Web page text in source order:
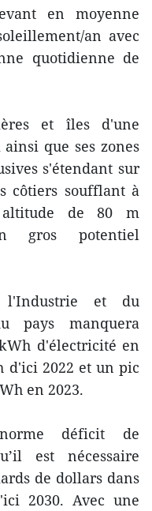
en moyenne
an avec
quotidienne de
et îles d'une
que ses zones
s'étendant sur
côtiers soufflant à
altitude de 80 m
gros potentiel
et du
pays manquera
d'électricité en
d'ici 2022 et un pic
en 2023.
déficit de
est nécessaire
de dollars dans
2030. Avec une